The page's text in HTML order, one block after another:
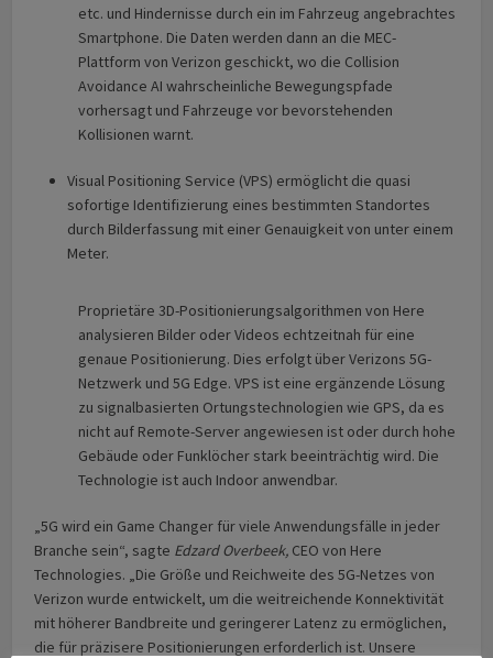
etc. und Hindernisse durch ein im Fahrzeug angebrachtes
Smartphone. Die Daten werden dann an die MEC-
Plattform von Verizon geschickt, wo die Collision
Avoidance AI wahrscheinliche Bewegungspfade
vorhersagt und Fahrzeuge vor bevorstehenden
Kollisionen warnt.
Visual Positioning Service (VPS) ermöglicht die quasi
sofortige Identifizierung eines bestimmten Standortes
durch Bilderfassung mit einer Genauigkeit von unter einem
Meter.
Proprietäre 3D-Positionierungsalgorithmen von Here
analysieren Bilder oder Videos echtzeitnah für eine
genaue Positionierung. Dies erfolgt über Verizons 5G-
Netzwerk und 5G Edge. VPS ist eine ergänzende Lösung
zu signalbasierten Ortungstechnologien wie GPS, da es
nicht auf Remote-Server angewiesen ist oder durch hohe
Gebäude oder Funklöcher stark beeinträchtig wird. Die
Technologie ist auch Indoor anwendbar.
„5G wird ein Game Changer für viele Anwendungsfälle in jeder
Branche sein“, sagte Edzard Overbeek, CEO von Here
Technologies. „Die Größe und Reichweite des 5G-Netzes von
Verizon wurde entwickelt, um die weitreichende Konnektivität
mit höherer Bandbreite und geringerer Latenz zu ermöglichen,
die für präzisere Positionierungen erforderlich ist. Unsere